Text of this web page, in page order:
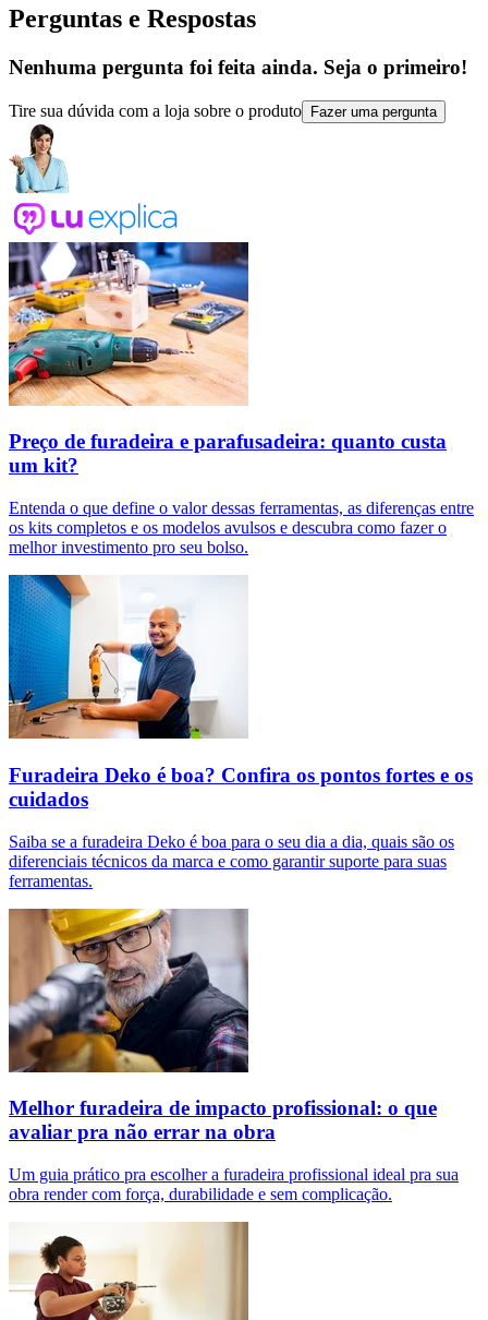
Perguntas e Respostas
Nenhuma pergunta foi feita ainda. Seja o primeiro!
Tire sua dúvida com a loja sobre o produto Fazer uma pergunta
Preço de furadeira e parafusadeira: quanto custa
um kit?
Entenda o que define o valor dessas ferramentas, as diferenças entre
os kits completos e os modelos avulsos e descubra como fazer o
melhor investimento pro seu bolso.
Furadeira Deko é boa? Confira os pontos fortes e os
cuidados
Saiba se a furadeira Deko é boa para o seu dia a dia, quais são os
diferenciais técnicos da marca e como garantir suporte para suas
ferramentas.
Melhor furadeira de impacto profissional: o que
avaliar pra não errar na obra
Um guia prático pra escolher a furadeira profissional ideal pra sua
obra render com força, durabilidade e sem complicação.